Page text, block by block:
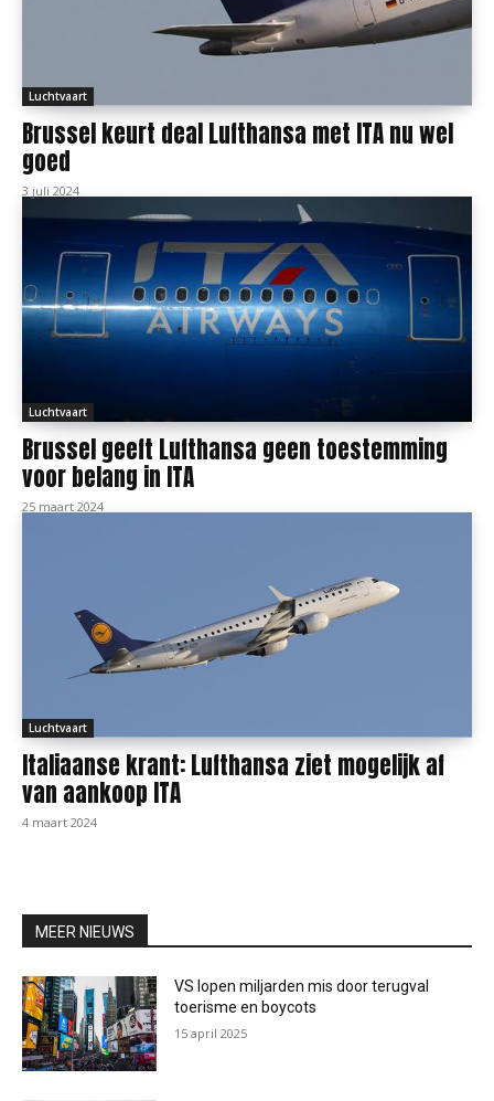
Luchtvaart
Brussel keurt deal Lufthansa met ITA nu wel
goed
3 juli 2024
Luchtvaart
Brussel geeft Lufthansa geen toestemming
voor belang in ITA
25 maart 2024
Luchtvaart
Italiaanse krant: Lufthansa ziet mogelijk af
van aankoop ITA
4 maart 2024
MEER NIEUWS
VS lopen miljarden mis door terugval
toerisme en boycots
15 april 2025